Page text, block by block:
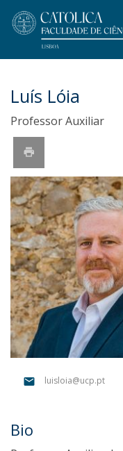
Luís Lóia
Professor Auxiliar
luisloia@ucp.pt
Bio